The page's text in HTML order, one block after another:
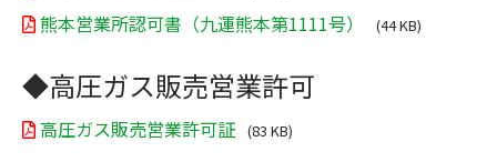
熊本営業所認可書（九運熊本第1111号） (44 KB)
◆高圧ガス販売営業許可
高圧ガス販売営業許可証 (83 KB)